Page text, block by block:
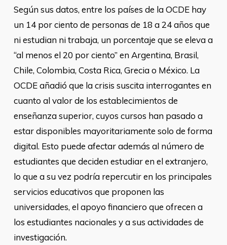
Según sus datos, entre los países de la OCDE hay
un 14 por ciento de personas de 18 a 24 años que
ni estudian ni trabaja, un porcentaje que se eleva a
“al menos el 20 por ciento” en Argentina, Brasil,
Chile, Colombia, Costa Rica, Grecia o México. La
OCDE añadió que la crisis suscita interrogantes en
cuanto al valor de los establecimientos de
enseñanza superior, cuyos cursos han pasado a
estar disponibles mayoritariamente solo de forma
digital. Esto puede afectar además al número de
estudiantes que deciden estudiar en el extranjero,
lo que a su vez podría repercutir en los principales
servicios educativos que proponen las
universidades, el apoyo financiero que ofrecen a
los estudiantes nacionales y a sus actividades de
investigación.